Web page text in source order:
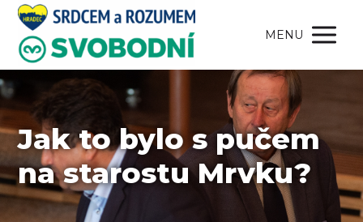
MENU
Jak to bylo s pučem
na starostu Mrvku?